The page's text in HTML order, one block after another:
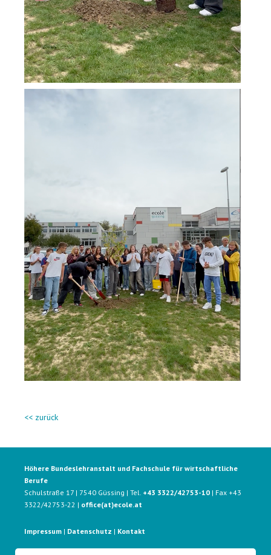
<< zurück
Höhere Bundeslehranstalt und Fachschule für wirtschaftliche
Berufe
Schulstraße 17 | 7540 Güssing | Tel. +43 3322/42753-10 | Fax +43
3322/42753-22 | office(at)ecole.at
Impressum | Datenschutz | Kontakt